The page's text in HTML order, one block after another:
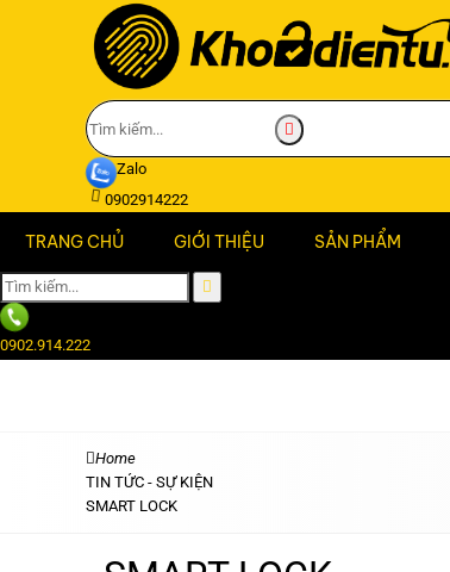
Zalo
0902914222
TRANG CHỦ GIỚI THIỆU SẢN PHẨM
0902.914.222
Home
TIN TỨC - SỰ KIỆN
SMART LOCK